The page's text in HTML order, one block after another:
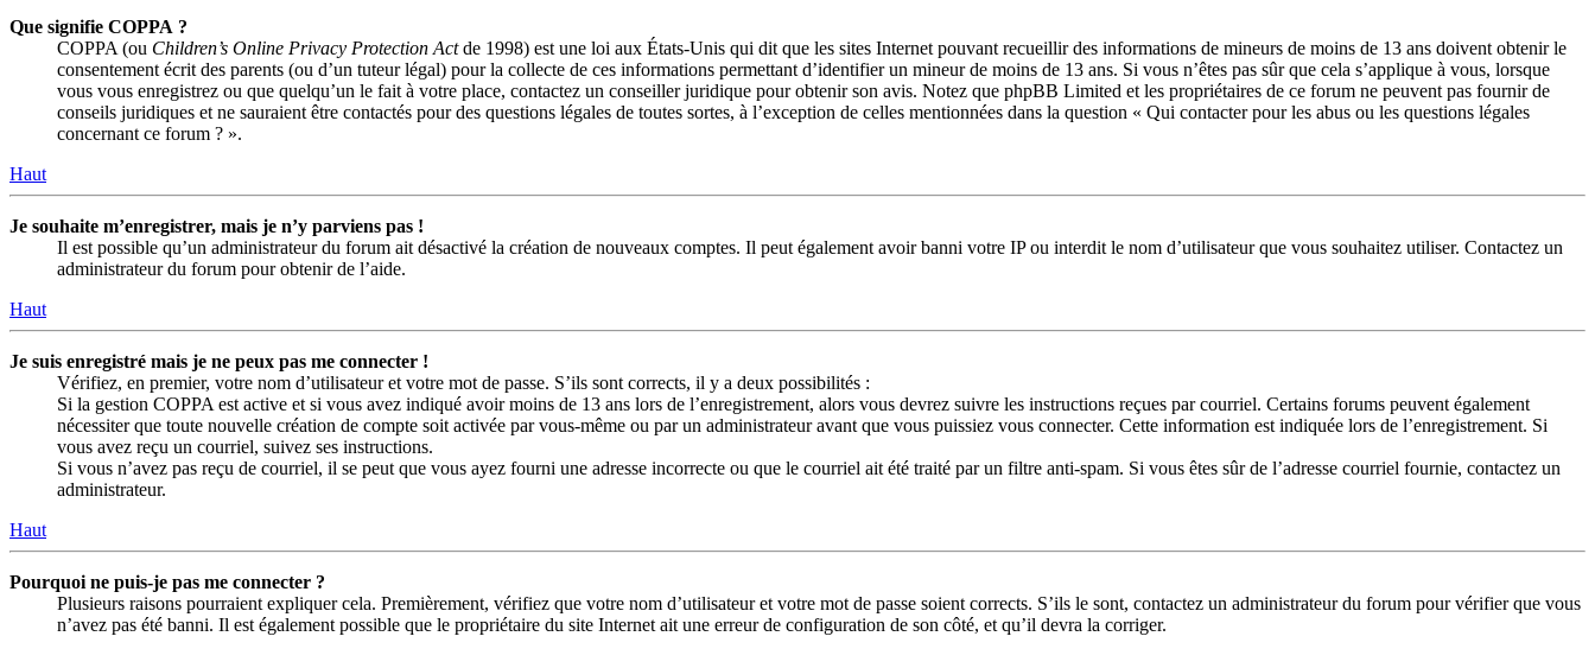
Que signifie COPPA ?
COPPA (ou Children’s Online Privacy Protection Actde 1998) est une loi aux États-Unis qui dit que les sites Internet pouvant recueillir des informations de mineurs de moins de 13 ans doivent obtenir le
consentement écrit des parents (ou d’un tuteur légal) pour la collecte de ces informations permettant d’identifier un mineur de moins de 13 ans. Si vous n’êtes pas sûr que cela s’applique à vous, lorsque
vous vous enregistrez ou que quelqu’un le fait à votre place, contactez un conseiller juridique pour obtenir son avis. Notez que phpBB Limited et les propriétaires de ce forum ne peuvent pas fournir de
conseils juridiques et ne sauraient être contactés pour des questions légales de toutes sortes, à l’exception de celles mentionnées dans la question « Qui contacter pour les abus ou les questions légales
concernant ce forum ? ».
Haut
Je souhaite m’enregistrer, mais je n’y parviens pas !
Il est possible qu’un administrateur du forum ait désactivé la création de nouveaux comptes. Il peut également avoir banni votre IP ou interdit le nom d’utilisateur que vous souhaitez utiliser. Contactez un
administrateur du forum pour obtenir de l’aide.
Haut
Je suis enregistré mais je ne peux pas me connecter !
Vérifiez, en premier, votre nom d’utilisateur et votre mot de passe. S’ils sont corrects, il y a deux possibilités :
Si la gestion COPPA est active et si vous avez indiqué avoir moins de 13 ans lors de l’enregistrement, alors vous devrez suivre les instructions reçues par courriel. Certains forums peuvent également
nécessiter que toute nouvelle création de compte soit activée par vous-même ou par un administrateur avant que vous puissiez vous connecter. Cette information est indiquée lors de l’enregistrement. Si
vous avez reçu un courriel, suivez ses instructions.
Si vous n’avez pas reçu de courriel, il se peut que vous ayez fourni une adresse incorrecte ou que le courriel ait été traité par un filtre anti-spam. Si vous êtes sûr de l’adresse courriel fournie, contactez un
administrateur.
Haut
Pourquoi ne puis-je pas me connecter ?
Plusieurs raisons pourraient expliquer cela. Premièrement, vérifiez que votre nom d’utilisateur et votre mot de passe soient corrects. S’ils le sont, contactez un administrateur du forum pour vérifier que vous
n’avez pas été banni. Il est également possible que le propriétaire du site Internet ait une erreur de configuration de son côté, et qu’il devra la corriger.